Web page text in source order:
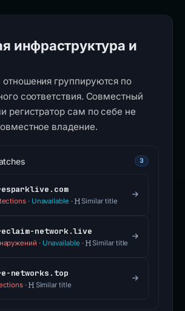
инфраструктура и
группируются по
соответствия. Совместный
регистратор сам по себе не
владение.
3
· Unavailable · Similar title
network.live
· Unavailable · Similar title
networks.top
· Similar title